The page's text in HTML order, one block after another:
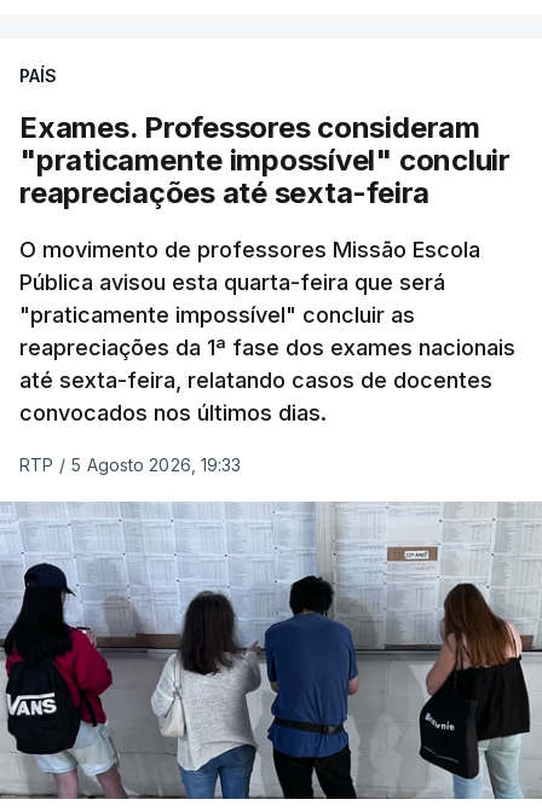
PAÍS
Exames. Professores consideram
"praticamente impossível" concluir
reapreciações até sexta-feira
O movimento de professores Missão Escola
Pública avisou esta quarta-feira que será
"praticamente impossível" concluir as
reapreciações da 1ª fase dos exames nacionais
até sexta-feira, relatando casos de docentes
convocados nos últimos dias.
RTP / 5 Agosto 2026, 19:33